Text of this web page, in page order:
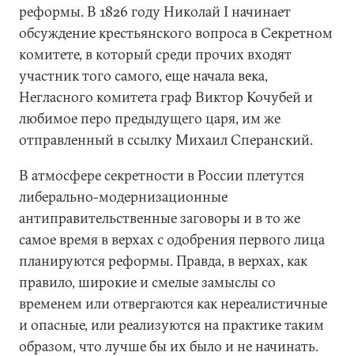
реформы. В 1826 году Николай I начинает
обсуждение крестьянского вопроса в Секретном
комитете, в который среди прочих входят
участник того самого, еще начала века,
Негласного комитета граф Виктор Кочубей и
любимое перо предыдущего царя, им же
отправленный в ссылку Михаил Сперанский.
В атмосфере секретности в России плетутся
либерально-модернизационные
антиправительственные заговоры и в то же
самое время в верхах с одобрения первого лица
планируются реформы. Правда, в верхах, как
правило, широкие и смелые замыслы со
временем или отвергаются как нереалистичные
и опасные, или реализуются на практике таким
образом, что лучше бы их было и не начинать.